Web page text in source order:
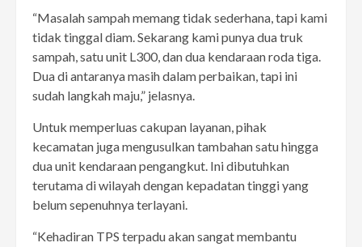
“Masalah sampah memang tidak sederhana, tapi kami
tidak tinggal diam. Sekarang kami punya dua truk
sampah, satu unit L300, dan dua kendaraan roda tiga.
Dua di antaranya masih dalam perbaikan, tapi ini
sudah langkah maju,” jelasnya.
Untuk memperluas cakupan layanan, pihak
kecamatan juga mengusulkan tambahan satu hingga
dua unit kendaraan pengangkut. Ini dibutuhkan
terutama di wilayah dengan kepadatan tinggi yang
belum sepenuhnya terlayani.
“Kehadiran TPS terpadu akan sangat membantu